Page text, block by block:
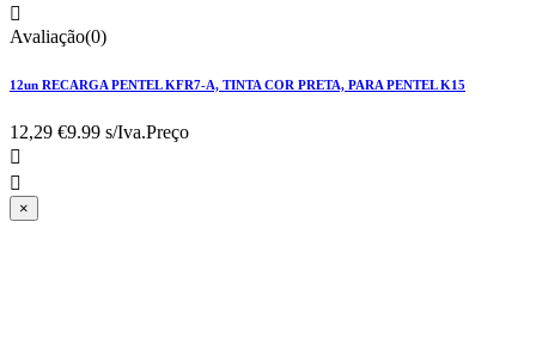

Avaliação(0)
12un RECARGA PENTEL KFR7-A, TINTA COR PRETA, PARA PENTEL K15
12,29 €9.99 s/Iva.Preço


×